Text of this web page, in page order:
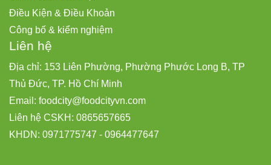
Điều Kiện & Điều Khoản
Công bố & kiểm nghiệm
Liên hệ
Địa chỉ: 153 Liên Phường, Phường Phước Long B, TP
Thủ Đức, TP. Hồ Chí Minh
Email: foodcity@foodcityvn.com
Liên hệ CSKH: 0865657665
KHDN: 0971775747 - 0964477647